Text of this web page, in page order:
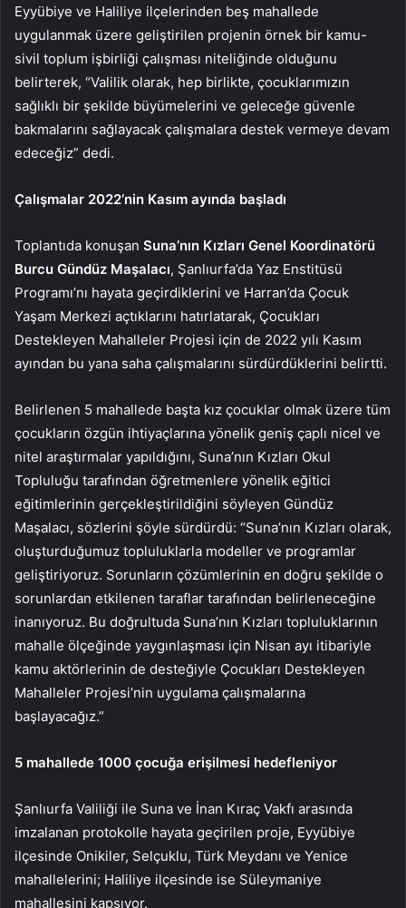
Eyyübiye ve Haliliye ilçelerinden beş mahallede
uygulanmak üzere geliştirilen projenin örnek bir kamu-
sivil toplum işbirliği çalışması niteliğinde olduğunu
belirterek, “Valilik olarak, hep birlikte, çocuklarımızın
sağlıklı bir şekilde büyümelerini ve geleceğe güvenle
bakmalarını sağlayacak çalışmalara destek vermeye devam
edeceğiz” dedi.
Çalışmalar 2022’nin Kasım ayında başladı
Toplantıda konuşan Suna’nın Kızları Genel Koordinatörü
Burcu Gündüz Maşalacı, Şanlıurfa’da Yaz Enstitüsü
Programı’nı hayata geçirdiklerini ve Harran’da Çocuk
Yaşam Merkezi açtıklarını hatırlatarak, Çocukları
Destekleyen Mahalleler Projesi için de 2022 yılı Kasım
ayından bu yana saha çalışmalarını sürdürdüklerini belirtti.
Belirlenen 5 mahallede başta kız çocuklar olmak üzere tüm
çocukların özgün ihtiyaçlarına yönelik geniş çaplı nicel ve
nitel araştırmalar yapıldığını, Suna’nın Kızları Okul
Topluluğu tarafından öğretmenlere yönelik eğitici
eğitimlerinin gerçekleştirildiğini söyleyen Gündüz
Maşalacı, sözlerini şöyle sürdürdü: “Suna’nın Kızları olarak,
oluşturduğumuz topluluklarla modeller ve programlar
geliştiriyoruz. Sorunların çözümlerinin en doğru şekilde o
sorunlardan etkilenen taraflar tarafından belirleneceğine
inanıyoruz. Bu doğrultuda Suna’nın Kızları topluluklarının
mahalle ölçeğinde yaygınlaşması için Nisan ayı itibariyle
kamu aktörlerinin de desteğiyle Çocukları Destekleyen
Mahalleler Projesi’nin uygulama çalışmalarına
başlayacağız.”
5 mahallede 1000 çocuğa erişilmesi hedefleniyor
Şanlıurfa Valiliği ile Suna ve İnan Kıraç Vakfı arasında
imzalanan protokolle hayata geçirilen proje, Eyyübiye
ilçesinde Onikiler, Selçuklu, Türk Meydanı ve Yenice
mahallelerini; Haliliye ilçesinde ise Süleymaniye
mahallesini kapsıyor.